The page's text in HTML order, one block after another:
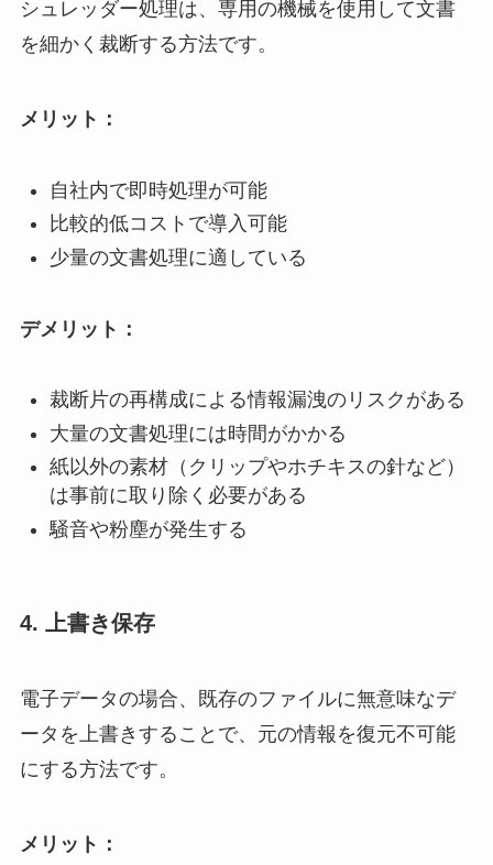
シュレッダー処理は、専用の機械を使用して文書
を細かく裁断する方法です。
メリット：
自社内で即時処理が可能
比較的低コストで導入可能
少量の文書処理に適している
デメリット：
裁断片の再構成による情報漏洩のリスクがある
大量の文書処理には時間がかかる
紙以外の素材（クリップやホチキスの針など）
は事前に取り除く必要がある
騒音や粉塵が発生する
4. 上書き保存
電子データの場合、既存のファイルに無意味なデ
ータを上書きすることで、元の情報を復元不可能
にする方法です。
メリット：